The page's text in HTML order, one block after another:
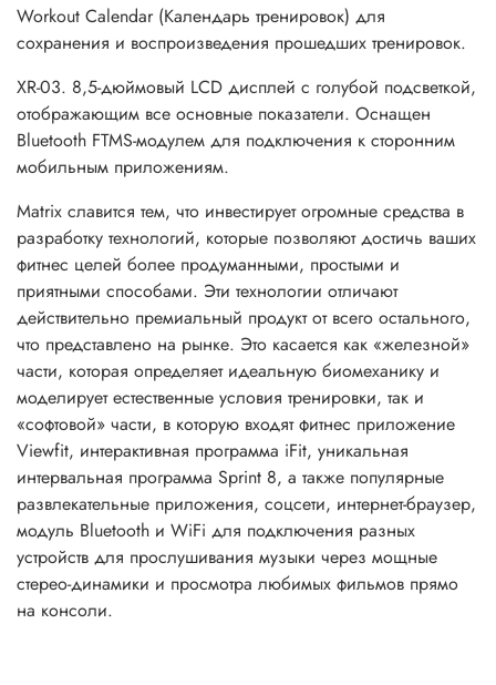
Workout Calendar (Календарь тренировок) для
сохранения и воспроизведения прошедших тренировок.
XR-03. 8,5-дюймовый LCD дисплей с голубой подсветкой,
отображающим все основные показатели. Оснащен
Bluetooth FTMS-модулем для подключения к сторонним
мобильным приложениям.
Matrix славится тем, что инвестирует огромные средства в
разработку технологий, которые позволяют достичь ваших
фитнес целей более продуманными, простыми и
приятными способами. Эти технологии отличают
действительно премиальный продукт от всего остального,
что представлено на рынке. Это касается как «железной»
части, которая определяет идеальную биомеханику и
моделирует естественные условия тренировки, так и
«софтовой» части, в которую входят фитнес приложение
Viewfit, интерактивная программа iFit, уникальная
интервальная программа Sprint 8, а также популярные
развлекательные приложения, соцсети, интернет-браузер,
модуль Bluetooth и WiFi для подключения разных
устройств для прослушивания музыки через мощные
стерео-динамики и просмотра любимых фильмов прямо
на консоли.